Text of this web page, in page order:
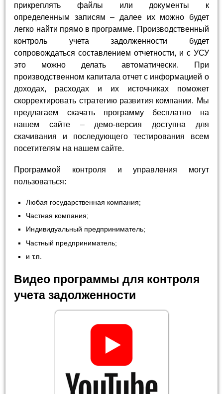
прикреплять файлы или документы к
определенным записям – далее их можно будет
легко найти прямо в программе. Производственный
контроль учета задолженности будет
сопровождаться составлением отчетности, и с УСУ
это можно делать автоматически. При
производственном капитала отчет с информацией о
доходах, расходах и их источниках поможет
скорректировать стратегию развития компании. Мы
предлагаем скачать программу бесплатно на
нашем сайте – демо-версия доступна для
скачивания и последующего тестирования всем
посетителям на нашем сайте.
Программой контроля и управления могут
пользоваться:
Любая государственная компания;
Частная компания;
Индивидуальный предприниматель;
Частный предприниматель;
и т.п.
Видео программы для контроля
учета задолженности